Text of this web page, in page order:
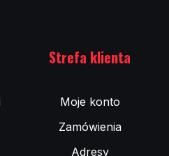
Strefa klienta
Moje konto
Zamówienia
Adresy